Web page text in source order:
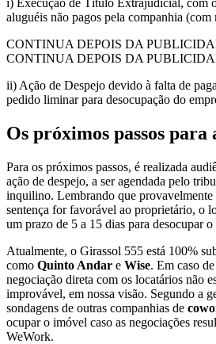
aluguéis não pagos pela companhia (com
CONTINUA DEPOIS DA
CONTINUA DEPOIS DA
ii) Ação de Despejo devido à falta de
pedido liminar para desocupação do
Os próximos passos
Para os próximos passos, é realizada
ação de despejo, a ser agendada pelo
inquilino. Lembrando que provavelmente
sentença for favorável ao proprietário, o
um prazo de 5 a 15 dias para desocupar
Atualmente, o Girassol 555 está 100%
como Quinto Andar e Wise. Em caso
negociação direta com os locatários não
improvável, em nossa visão. Segundo a
sondagens de outras companhias de
ocupar o imóvel caso as negociações
WeWork.